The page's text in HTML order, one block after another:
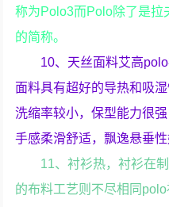
称为Polo3而Polo除了是拉
的简称。
10、天丝面料艾高
面料具有超好的导热和吸
洗缩率较小，保型能力很
手感柔滑舒适，飘逸悬垂性
11、衬衫热，衬衫在
的布料工艺则不尽相同